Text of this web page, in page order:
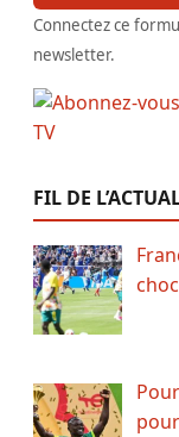
Connectez ce
newsletter.
FIL DE